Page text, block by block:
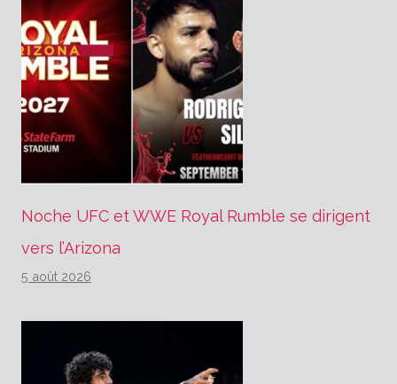
Noche UFC et WWE Royal Rumble se dirigent
vers l’Arizona
5 août 2026